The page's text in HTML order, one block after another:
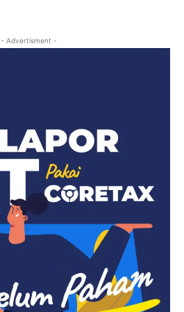
- Advertisment -